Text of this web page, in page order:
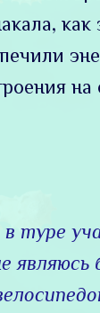
туре
являюсь